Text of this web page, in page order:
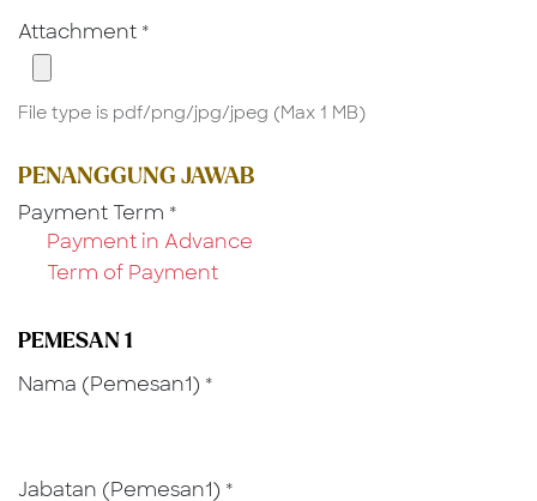
Attachment *
File type is pdf/png/jpg/jpeg (Max 1 MB)
PENANGGUNG JAWAB
Payment Term *
Payment in Advance
Term of Payment
PEMESAN 1
Nama (Pemesan1) *
Jabatan (Pemesan1) *